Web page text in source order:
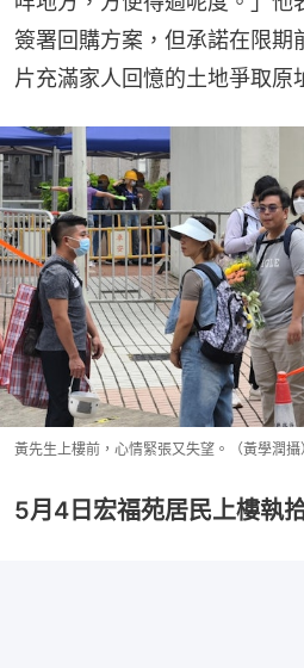
簽署回購方案，但承諾在限期
片充滿家人回憶的土地爭取原
黃先生上樓前，心情緊張又失望。（黃學潤攝
5月4日宏福苑居民上樓執